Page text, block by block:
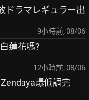
ドラマレギュラー出
9小時前, 08/06
蓮花嗎?
12小時前, 08/06
爆低調完